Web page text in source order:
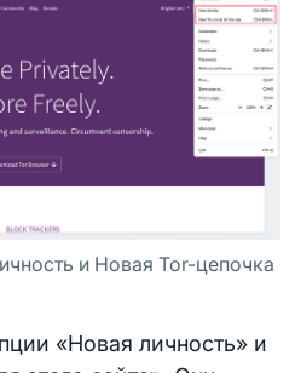
и Новая Tor-цепочка
«Новая личность» и